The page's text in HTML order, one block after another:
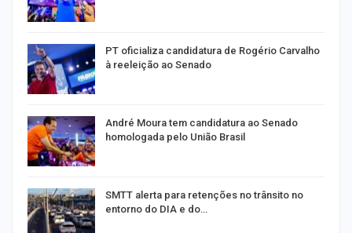
PT oficializa candidatura de Rogério Carvalho
à reeleição ao Senado
André Moura tem candidatura ao Senado
homologada pelo União Brasil
SMTT alerta para retenções no trânsito no
entorno do DIA e do…